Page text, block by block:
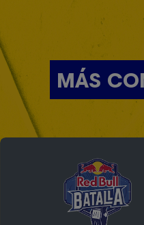
MÁS